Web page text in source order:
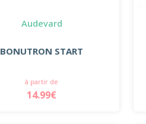
Audevard
BONUTRON START
à partir de
14.99€